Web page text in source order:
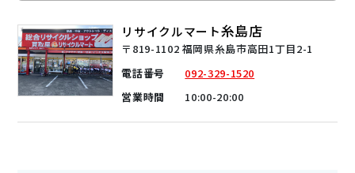
リサイクルマート糸島店
〒819-1102 福岡県糸島市高田1丁目2-1
電話番号
092-329-1520
営業時間
10:00-20:00